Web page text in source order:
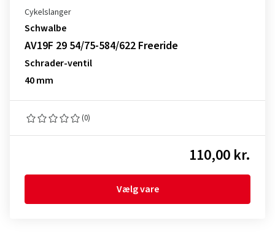
Cykelslanger
Schwalbe
AV19F 29 54/75-584/622 Freeride
Schrader-ventil
40 mm
(0)
110,00 kr.
Vælg vare